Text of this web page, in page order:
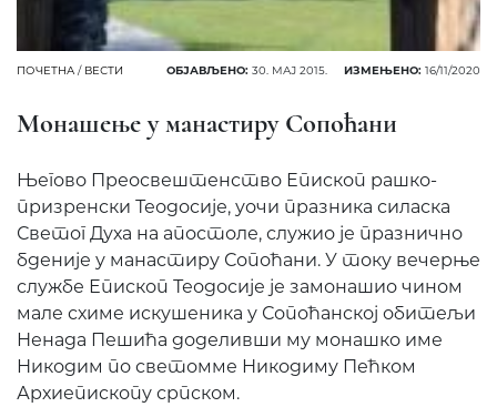
ПОЧЕТНА / ВЕСТИ ОБЈАВЉЕНО: 30. МАЈ 2015. ИЗМЕЊЕНО: 16/11/2020
Монашење у манастиру Сопоћани
Његово Преосвештенство Епископ рашко-
призренски Теодосије, уочи празника силаска
Светог Духа на апостоле, служио је празнично
бденије у манастиру Сопоћани. У току вечерње
службе Епископ Теодосије је замонашио чином
мале схиме искушеника у Сопоћанској обитељи
Ненада Пешића доделивши му монашко име
Никодим по светомме Никодиму Пећком
Архиепископу српском.